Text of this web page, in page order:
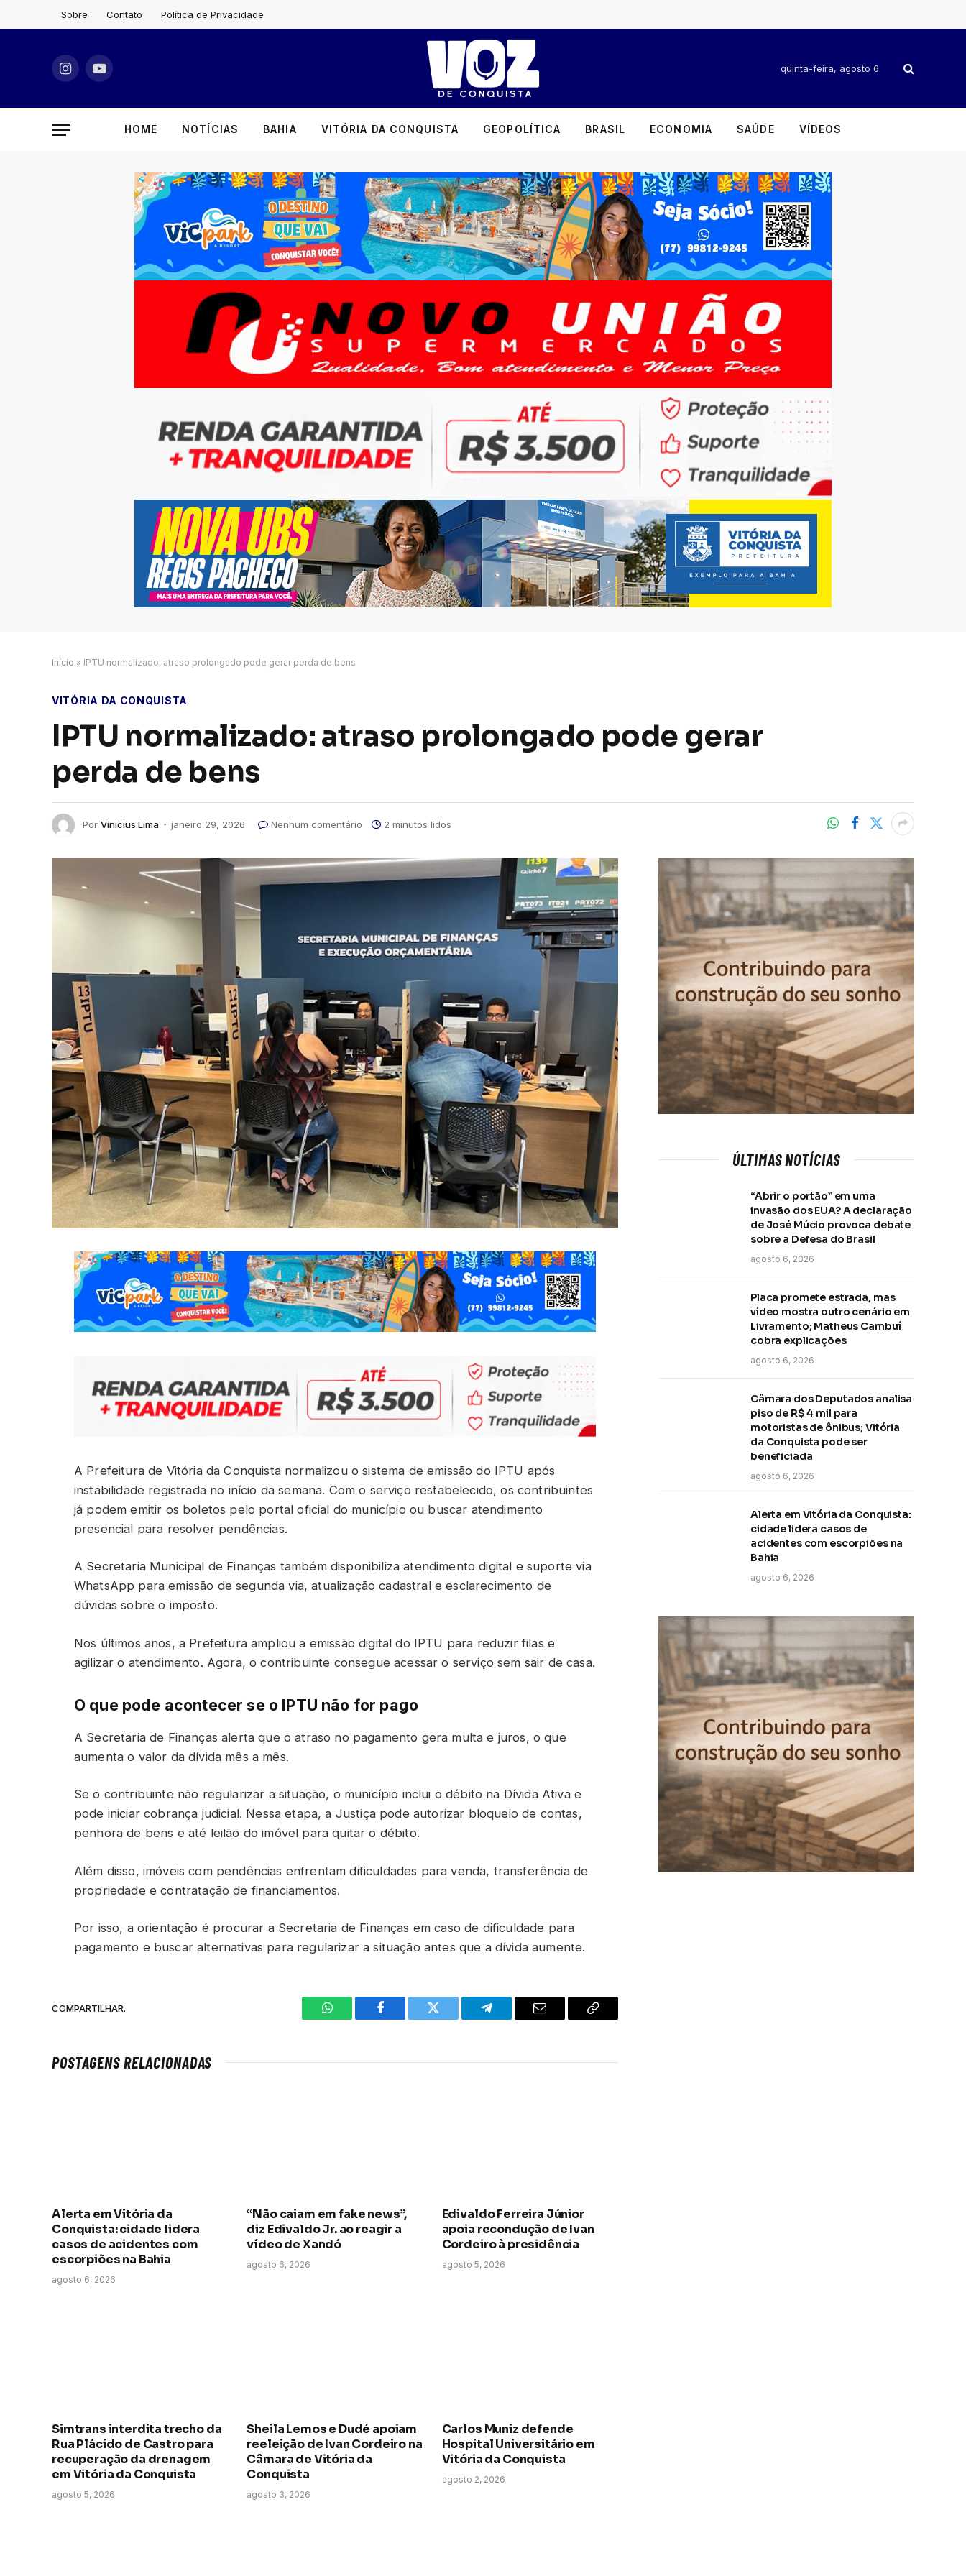
Sobre Contato Política de Privacidade
InstagramYouTube
quinta-feira, agosto 6
HOME NOTÍCIAS BAHIA VITÓRIA DA CONQUISTA GEOPOLÍTICA BRASIL ECONOMIA SAÚDE VÍDEOS
Início » IPTU normalizado: atraso prolongado pode gerar perda de bens
VITÓRIA DA CONQUISTA
IPTU normalizado: atraso prolongado pode gerar
perda de bens
Por Vinicius Lima janeiro 29, 2026 Nenhum comentário 2 minutos lidos
A Prefeitura de Vitória da Conquista normalizou o sistema de emissão do IPTU após
instabilidade registrada no início da semana. Com o serviço restabelecido, os contribuintes
já podem emitir os boletos pelo portal oficial do município ou buscar atendimento
presencial para resolver pendências.
A Secretaria Municipal de Finanças também disponibiliza atendimento digital e suporte via
WhatsApp para emissão de segunda via, atualização cadastral e esclarecimento de
dúvidas sobre o imposto.
Nos últimos anos, a Prefeitura ampliou a emissão digital do IPTU para reduzir filas e
agilizar o atendimento. Agora, o contribuinte consegue acessar o serviço sem sair de casa.
O que pode acontecer se o IPTU não for pago
A Secretaria de Finanças alerta que o atraso no pagamento gera multa e juros, o que
aumenta o valor da dívida mês a mês.
Se o contribuinte não regularizar a situação, o município inclui o débito na Dívida Ativa e
pode iniciar cobrança judicial. Nessa etapa, a Justiça pode autorizar bloqueio de contas,
penhora de bens e até leilão do imóvel para quitar o débito.
Além disso, imóveis com pendências enfrentam dificuldades para venda, transferência de
propriedade e contratação de financiamentos.
Por isso, a orientação é procurar a Secretaria de Finanças em caso de dificuldade para
pagamento e buscar alternativas para regularizar a situação antes que a dívida aumente.
COMPARTILHAR.
WhatsAppFacebook Twitter TelegramaE-
Copiar
POSTAGENS RELACIONADAS
Alerta em Vitória da
Conquista: cidade lidera
casos de acidentes com
escorpiões na Bahia
agosto 6, 2026
“Não caiam em fake news”,
diz Edivaldo Jr. ao reagir a
vídeo de Xandó
agosto 6, 2026
Edivaldo Ferreira Júnior
apoia recondução de Ivan
Cordeiro à presidência
agosto 5, 2026
Simtrans interdita trecho da
Rua Plácido de Castro para
recuperação da drenagem
em Vitória da Conquista
agosto 5, 2026
Sheila Lemos e Dudé apoiam
reeleição de Ivan Cordeiro na
Câmara de Vitória da
Conquista
agosto 3, 2026
Carlos Muniz defende
Hospital Universitário em
Vitória da Conquista
agosto 2, 2026
ÚLTIMAS NOTÍCIAS
“Abrir o portão” em uma
invasão dos EUA? A declaração
de José Múcio provoca debate
sobre a Defesa do Brasil
agosto 6, 2026
Placa promete estrada, mas
vídeo mostra outro cenário em
Livramento; Matheus Cambuí
cobra explicações
agosto 6, 2026
Câmara dos Deputados analisa
piso de R$ 4 mil para
motoristas de ônibus; Vitória
da Conquista pode ser
beneficiada
agosto 6, 2026
Alerta em Vitória da Conquista:
cidade lidera casos de
acidentes com escorpiões na
Bahia
agosto 6, 2026